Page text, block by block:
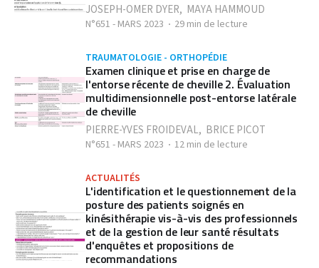
JOSEPH-OMER DYER, MAYA HAMMOUD
N°651 - MARS 2023 29 min de lecture
TRAUMATOLOGIE - ORTHOPÉDIE
Examen clinique et prise en charge de
l'entorse récente de cheville 2. Évaluation
multidimensionnelle post-entorse latérale
de cheville
PIERRE-YVES FROIDEVAL, BRICE PICOT
N°651 - MARS 2023 12 min de lecture
ACTUALITÉS
L'identification et le questionnement de la
posture des patients soignés en
kinésithérapie vis-à-vis des professionnels
et de la gestion de leur santé résultats
d'enquêtes et propositions de
recommandations